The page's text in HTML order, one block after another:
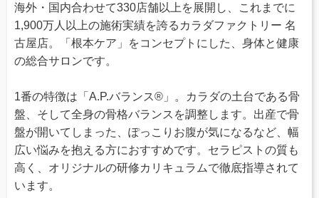
海外・国内合わせて330店舗以上を展開し、これまでに
1,900万人以上の施術実績を誇るカラダファクトリー 名
古屋店。「根本ケア」をコンセプトにした、身体と健康
の総合サロンです。
1番の特徴は「A.P.バランス®」。カラダの土台である骨
盤、そして全身の骨格バランスを調整します。出産で骨
盤が開いてしまった、ぽっこりお腹が気になるなど、幅
広い悩みを抱える方におすすめです。セラピストの質も
高く、オリジナルの研修カリキュラムで徹底指導されて
います。